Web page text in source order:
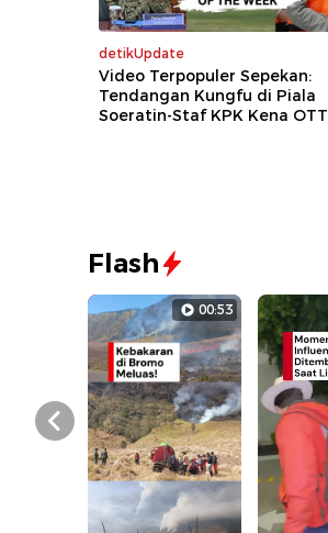
detikUpdate
Video Terpopuler Sepekan:
Tendangan Kungfu di Piala
Soeratin-Staf KPK Kena OTT
Flash
00:53
Prev